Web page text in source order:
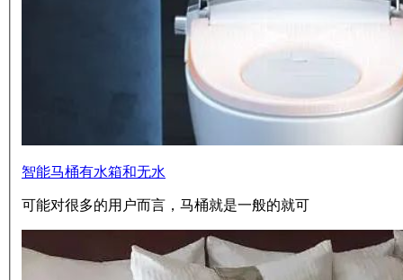
智能马桶有水箱和无水
可能对很多的用户而言，马桶就是一般的就可